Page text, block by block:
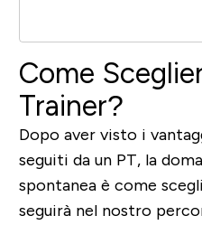
Come
Trainer?
Dopo aver visto i
seguiti da un PT, la
spontanea è come
seguirà nel nostro